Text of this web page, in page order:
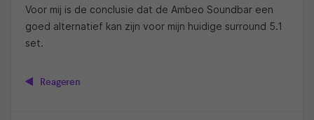
Voor mij is de conclusie dat de Ambeo Soundbar een
goed alternatief kan zijn voor mijn huidige surround 5.1
set.
Reageren